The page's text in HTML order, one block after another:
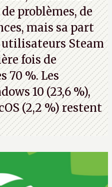
problèmes, de
mais sa part
utilisateurs Steam
fois de
70 %. Les
10 (23,6 %),
(2,2 %) restent